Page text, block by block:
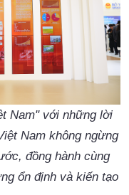
Nam" với những lời
Nam không ngừng
đồng hành cùng
ổn định và kiến tạo